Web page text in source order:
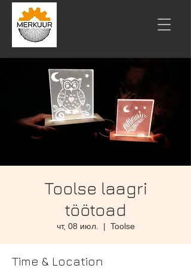
Toolse laagri
töötoad
чт, 08 июл.
  |
Toolse
Time & Location